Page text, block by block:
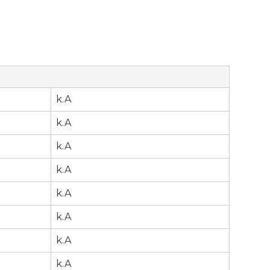
k.A
k.A
k.A
k.A
k.A
k.A
k.A
k.A